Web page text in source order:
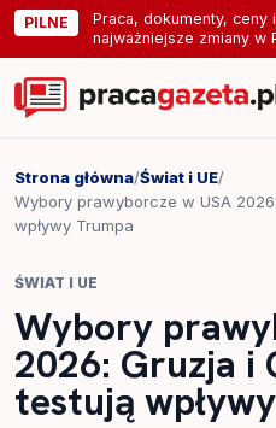
PILNE
Praca, dokumenty, ceny
najważniejsze zmiany w
Strona główna/Świat i UE/
Wybory prawyborcze w USA
wpływy Trumpa
ŚWIAT I UE
Wybory
2026: Gruzja i
testują